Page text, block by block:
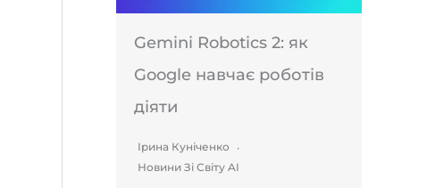
Gemini Robotics 2: як
Google навчає роботів
діяти
Ірина Куніченко
Новини Зі Світу AI